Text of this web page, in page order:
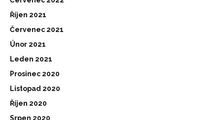
Říjen 2021
Červenec 2021
Únor 2021
Leden 2021
Prosinec 2020
Listopad 2020
Říjen 2020
Srpen 2020